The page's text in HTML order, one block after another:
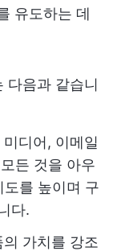
유도하는 데
다음과 같습니
디어, 이메일
든 것을 아우
를 높이며 구
다.
가치를 강조